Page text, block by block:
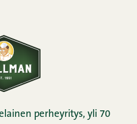
perheyritys, yli 70